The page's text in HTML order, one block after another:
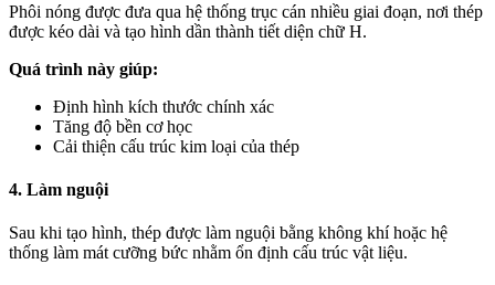
Phôi nóng được đưa qua hệ thống trục cán nhiều giai đoạn, nơi thép
được kéo dài và tạo hình dần thành tiết diện chữ H.
Quá trình này giúp:
Định hình kích thước chính xác
Tăng độ bền cơ học
Cải thiện cấu trúc kim loại của thép
4. Làm nguội
Sau khi tạo hình, thép được làm nguội bằng không khí hoặc hệ
thống làm mát cưỡng bức nhằm ổn định cấu trúc vật liệu.